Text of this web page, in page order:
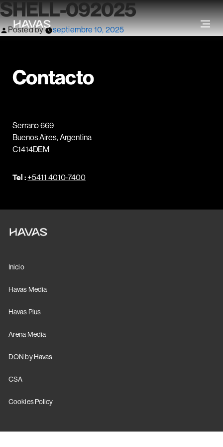
SHELL-092025
Posted by septiembre 10, 2025
Contacto
Serrano 669
Buenos Aires, Argentina
C1414DEM
Tel :+5411 4010-7400
Inicio
Havas Media
Havas Plus
Arena Media
DON by Havas
CSA
Cookies Policy